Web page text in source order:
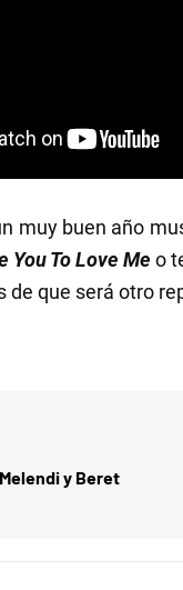
muy buen año
You To Love Me o
de que será otro
y Beret